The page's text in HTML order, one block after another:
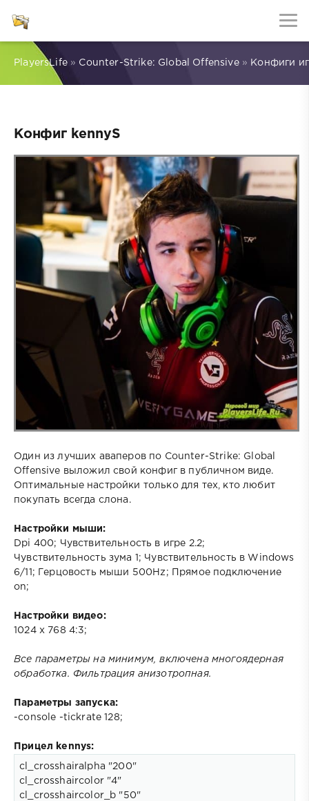
PlayersLife» Counter-Strike: Global Offensive» Конфиги
Конфиг kennyS
Один из лучших аваперов по Counter-Strike: Global
Offensive выложил свой конфиг в публичном виде.
Оптимальные настройки только для тех, кто любит
покупать всегда слона.
Настройки мыши:
Dpi 400; Чувствительность в игре 2.2;
Чувствительность зума 1; Чувствительность в Windows
6/11; Герцовость мыши 500Hz; Прямое подключение
on;
Настройки видео:
1024 х 768 4:3;
Все параметры на минимум, включена многоядерная
обработка. Фильтрация анизотропная.
Параметры запуска:
-console -tickrate 128;
Прицел kennys:
cl_crosshairalpha "200"
cl_crosshaircolor "4"
cl_crosshaircolor_b "50"